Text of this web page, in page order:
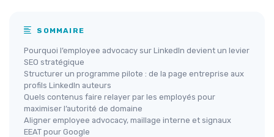
SOMMAIRE
Pourquoi l’employee advocacy sur LinkedIn devient un levier
SEO stratégique
Structurer un programme pilote : de la page entreprise aux
profils LinkedIn auteurs
Quels contenus faire relayer par les employés pour
maximiser l’autorité de domaine
Aligner employee advocacy, maillage interne et signaux
EEAT pour Google